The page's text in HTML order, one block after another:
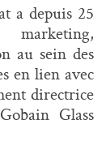
a depuis 25
au sein des
en lien avec
directrice
Glass